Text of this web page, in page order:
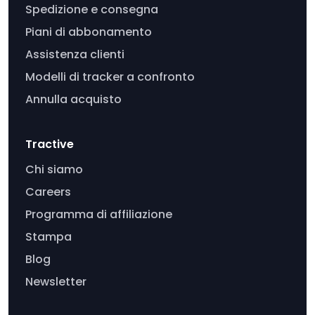
Spedizione e consegna
Piani di abbonamento
Assistenza clienti
Modelli di tracker a confronto
Annulla acquisto
Tractive
Chi siamo
Careers
Programma di affiliazione
Stampa
Blog
Newsletter